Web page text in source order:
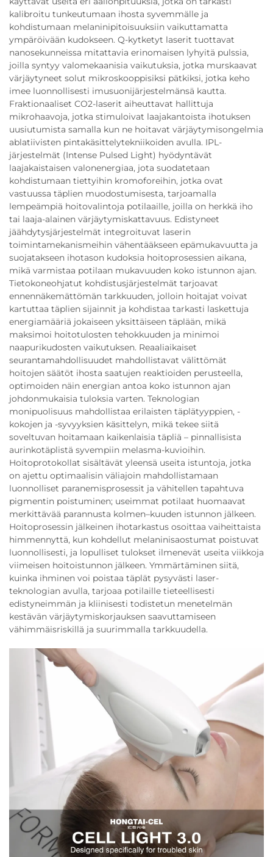
kalibroitu tunkeutumaan ihosta syvemmälle ja
kohdistumaan melaninipitoisuuksiin vaikuttamatta
ympäröivään kudokseen. Q-kytketyt laserit tuottavat
nanosekunneissa mitattavia erinomaisen lyhyitä pulssia,
joilla syntyy valomekaanisia vaikutuksia, jotka murskaavat
värjäytyneet solut mikroskooppisiksi pätkiksi, jotka keho
imee luonnollisesti imusuonijärjestelmänsä kautta.
Fraktionaaliset CO2-laserit aiheuttavat hallittuja
mikrohaavoja, jotka stimuloivat laajakantoista ihotuksen
uusiutumista samalla kun ne hoitavat värjäytymisongelmia
ablatiivisten pintakäsittelytekniikoiden avulla. IPL-
järjestelmät (Intense Pulsed Light) hyödyntävät
laajakaistaisen valonenergiaa, jota suodatetaan
kohdistumaan tiettyihin kromoforeihin, jotka ovat
vastuussa täplien muodostumisesta, tarjoamalla
lempeämpiä hoitovalintoja potilaaille, joilla on herkkä iho
tai laaja-alainen värjäytymiskattavuus. Edistyneet
jäähdytysjärjestelmät integroituvat laserin
toimintamekanismeihin vähentääkseen epämukavuutta ja
suojatakseen ihotason kudoksia hoitoprosessien aikana,
mikä varmistaa potilaan mukavuuden koko istunnon ajan.
Tietokoneohjatut kohdistusjärjestelmät tarjoavat
ennennäkemättömän tarkkuuden, jolloin hoitajat voivat
kartuttaa täplien sijainnit ja kohdistaa tarkasti laskettuja
energiamääriä jokaiseen yksittäiseen täplään, mikä
maksimoi hoitotulosten tehokkuuden ja minimoi
naapurikudosten vaikutuksen. Reaaliaikaiset
seurantamahdollisuudet mahdollistavat välittömät
hoitojen säätöt ihosta saatujen reaktioiden perusteella,
optimoiden näin energian antoa koko istunnon ajan
johdonmukaisia tuloksia varten. Teknologian
monipuolisuus mahdollistaa erilaisten täplätyyppien, -
kokojen ja -syvyyksien käsittelyn, mikä tekee siitä
soveltuvan hoitamaan kaikenlaisia täpliä – pinnallisista
aurinkotäplistä syvempiin melasma-kuvioihin.
Hoitoprotokollat sisältävät yleensä useita istuntoja, jotka
on ajettu optimaalisin väliajoin mahdollistamaan
luonnolliset paranemisprosessit ja vähitellen tapahtuva
pigmentin poistuminen; useimmat potilaat huomaavat
merkittävää parannusta kolmen–kuuden istunnon jälkeen.
Hoitoprosessin jälkeinen ihotarkastus osoittaa vaiheittaista
himmennyttä, kun kohdellut melaninisaostumat poistuvat
luonnollisesti, ja lopulliset tulokset ilmenevät useita viikkoja
viimeisen hoitoistunnon jälkeen. Ymmärtäminen siitä,
kuinka ihminen voi poistaa täplät pysyvästi laser-
teknologian avulla, tarjoaa potilaille tieteellisesti
edistyneimmän ja kliinisesti todistetun menetelmän
kestävän värjäytymiskorjauksen saavuttamiseen
vähimmäisriskillä ja suurimmalla tarkkuudella.